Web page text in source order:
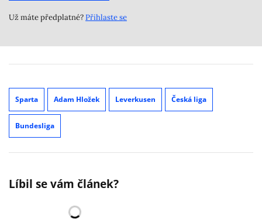
Už máte předplatné?Přihlaste se
Sparta Adam Hložek Leverkusen Česká liga
Bundesliga
Líbil se vám článek?